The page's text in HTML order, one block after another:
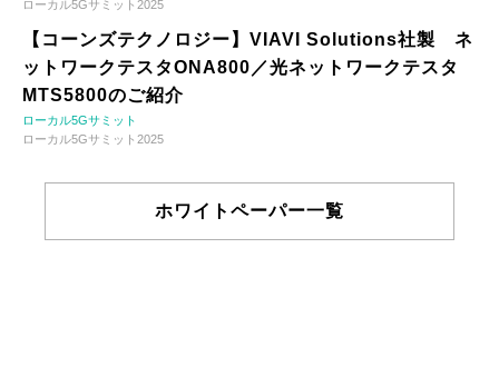
ローカル5Gサミット2025
【コーンズテクノロジー】VIAVI Solutions社製 ネ
ットワークテスタONA800／光ネットワークテスタ
MTS5800のご紹介
ローカル5Gサミット
ローカル5Gサミット2025
ホワイトペーパー一覧